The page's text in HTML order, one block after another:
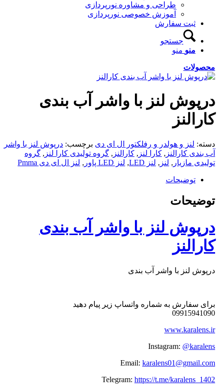
طراحی و مشاوره نورپردازی
آموزش خصوصی نورپردازی
ثبت سفارش
جستجو
منو منو
محصولات
درپوش لنز با واشر آب بندی
کارالنز
دسته: لنز و هولدر و رفلکتور ال ای دی برچسب: درپوش لنز با واشر
آب بندی کارالنز , کارا لنز , کارالنز , گروه تولیدی کارا لنز , گروه
تولیدی مازیار , لنز , لنز LED , لنز LED پاور , لنز ال ای دی Pmma
توضیحات
توضیحات
درپوش لنز با واشر آب بندی
کارالنز
درپوش لنز با واشر آب بندی
برای سفارش به شماره واتساپ زیر پیام دهید
09915941090
‎www.karalens.ir
Instagram: @karalens
Email: karalens01@gmail.com
Telegram: https://t.me/karalens_1402